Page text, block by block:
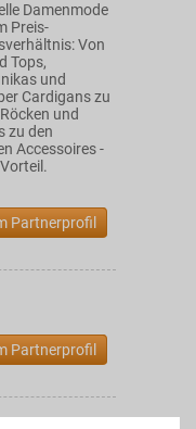
Damenmode
Preis-
Von
Tops,
und
Cardigans zu
und
zu den
Accessoires -
Partnerprofil
Partnerprofil